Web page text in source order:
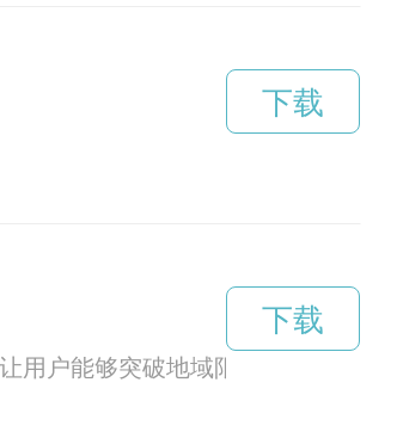
下载
用户能够突破地域限制，更加畅游
下载